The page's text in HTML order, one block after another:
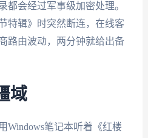
都会经过军事级加密处理。
特辑》时突然断连，在线客
路由波动，两分钟就给出备
域
Windows笔记本听着《红楼